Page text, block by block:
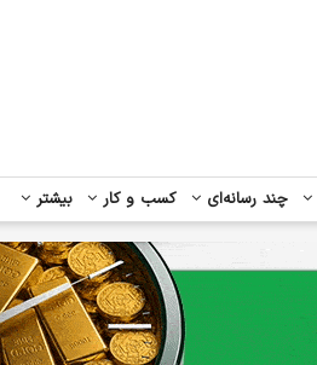
چند رسانه‌ای کسب و کار بیشتر